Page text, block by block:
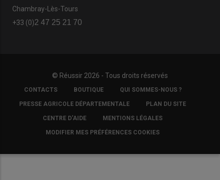
Chambray-Lès-Tours
+33 (0)2 47 25 21 70
© Réussir 2026 - Tous droits réservés
FOOTER
COPYRIGHT
CONTACTS BOUTIQUE QUI SOMMES-NOUS ?
PRESSE AGRICOLE DÉPARTEMENTALE PLAN DU SITE
CENTRE D'AIDE MENTIONS LÉGALES
MODIFIER MES PRÉFÉRENCES COOKIES